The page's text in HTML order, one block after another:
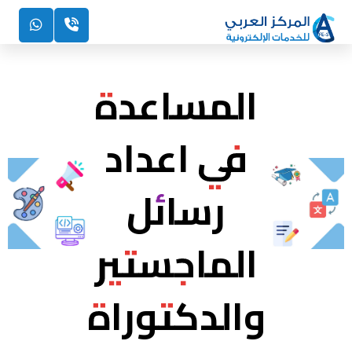
المساعدة
في اعداد
رسائل
الماجستير
والدكتوراة